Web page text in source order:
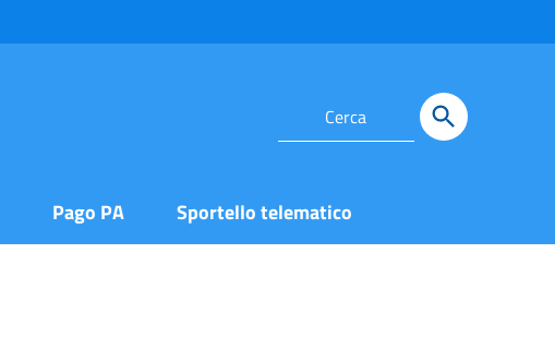
Pago PA Sportello telematico